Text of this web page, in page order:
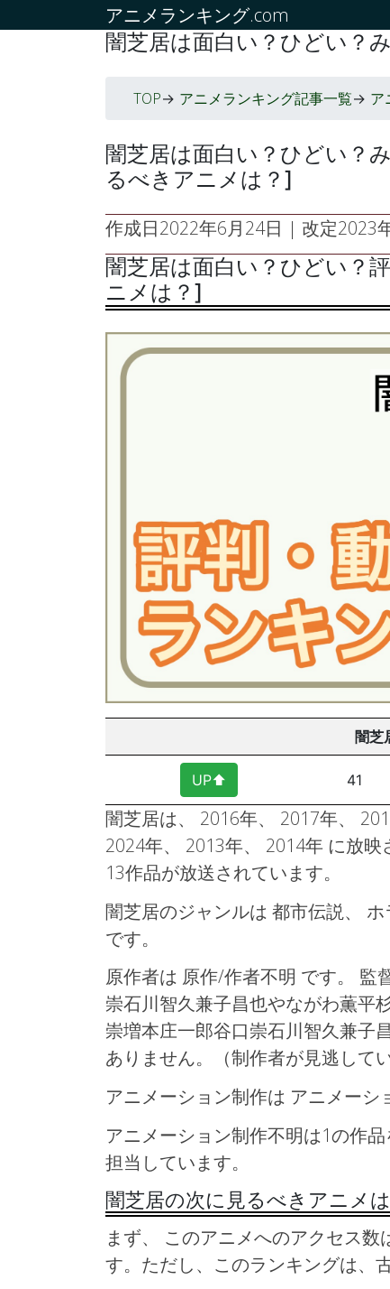
アニメランキング.com
闇芝居は面白い？ひどい？
TOP-> アニメランキング記事一覧-> ア
闇芝居は面白い？ひどい？
るべきアニメは？]
作成日2022年6月24日 | 改定2023
闇芝居は面白い？ひどい？
ニメは？]
闇芝
UP⬆︎ 41
闇芝居は、 2016年、 2017年、
2024年、 2013年、 2014年 に放映
13作品が放送されています。
闇芝居のジャンルは 都市伝説、 ホ
です。
原作者は 原作/作者不明 です。 監
崇石川智久兼子昌也やながわ薫平
崇増本庄一郎谷口崇石川智久兼子
ありません。（制作者が見逃して
アニメーション制作は アニメーシ
アニメーション制作不明は1の作
担当しています。
闇芝居の次に見るべきアニメは
まず、 このアニメへのアクセス
す。ただし、このランキングは、